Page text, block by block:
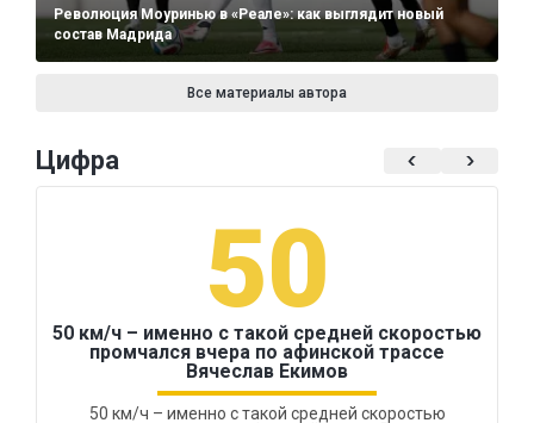
Революция Моуринью в «Реале»: как выглядит новый
состав Мадрида
Все материалы автора
Цифра
50
50 км/ч – именно с такой средней скоростью
промчался вчера по афинской трассе
Вячеслав Екимов
50 км/ч – именно с такой средней скоростью